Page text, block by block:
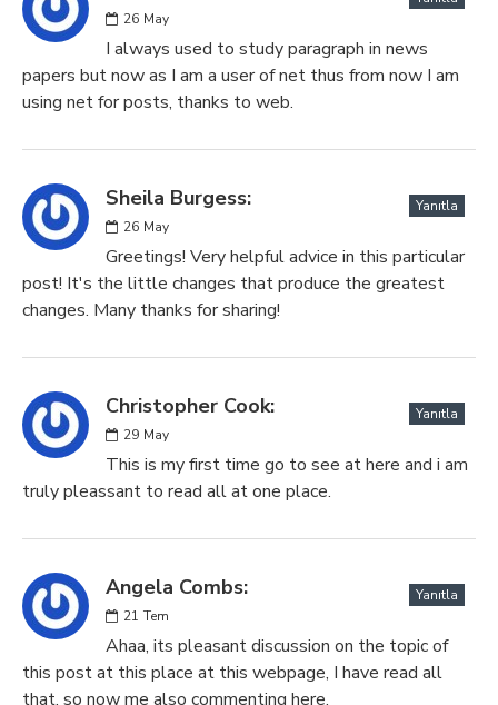
26 May
I always used to study paragraph in news
papers but now as I am a user of net thus from now I am
using net for posts, thanks to web.
Sheila Burgess:
26 May
Yanıtla
Greetings! Very helpful advice in this particular
post! It's the little changes that produce the greatest
changes. Many thanks for sharing!
Christopher Cook:
29 May
Yanıtla
This is my first time go to see at here and i am
truly pleassant to read all at one place.
Angela Combs:
21 Tem
Yanıtla
Ahaa, its pleasant discussion on the topic of
this post at this place at this webpage, I have read all
that, so now me also commenting here.